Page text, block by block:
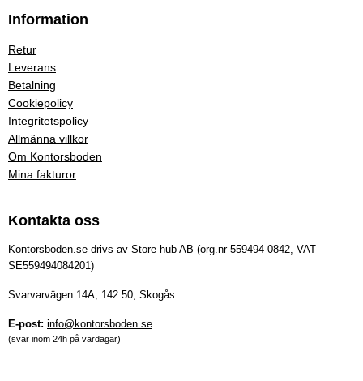
Information
Retur
Leverans
Betalning
Cookiepolicy
Integritetspolicy
Allmänna villkor
Om Kontorsboden
Mina fakturor
Kontakta oss
Kontorsboden.se drivs av Store hub AB (org.nr 559494-0842, VAT
SE559494084201)
Svarvarvägen 14A, 142 50, Skogås
E-post: info@kontorsboden.se
(svar inom 24h på vardagar)